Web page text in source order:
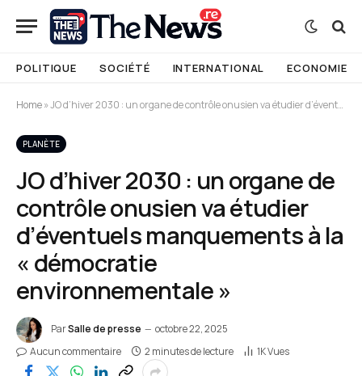
POLITIQUE SOCIÉTÉ INTERNATIONAL ECONOMIE
Home»JO d’hiver 2030 : un organe de contrôle onusien va étudier d’éventuels manquements à la « démocratie environnementale »
PLANÈTE
JO d’hiver 2030 : un organe de
contrôle onusien va étudier
d’éventuels manquements à la
« démocratie
environnementale »
ParSalle de presse
octobre 22, 2025
Aucun commentaire
2 minutes de lecture 1KVues